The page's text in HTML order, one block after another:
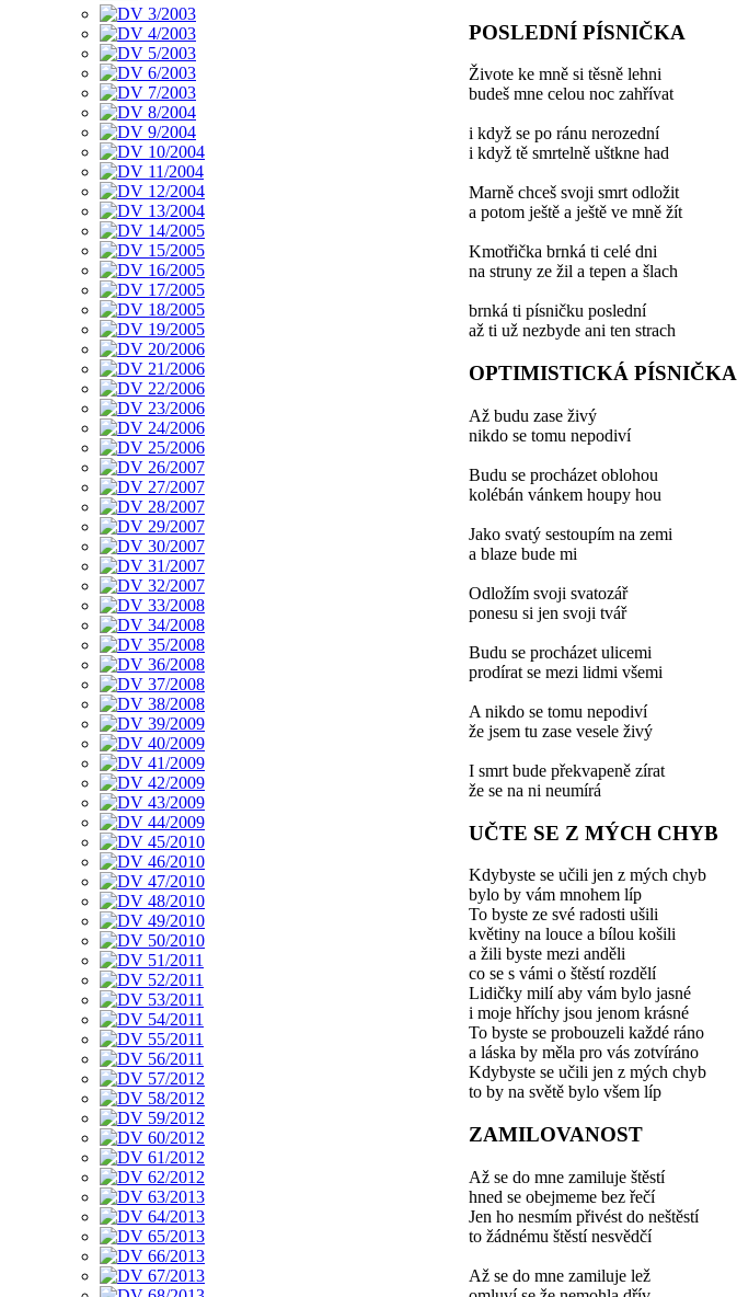
POSLEDNÍ PÍSNIČKA
Živote ke mně si těsně lehni
budeš mne celou noc zahřívat
i když se po ránu nerozední
i když tě smrtelně uštkne had
Marně chceš svoji smrt odložit
a potom ještě a ještě ve mně žít
Kmotřička brnká ti celé dni
na struny ze žil a tepen a šlach
brnká ti písničku poslední
až ti už nezbyde ani ten strach
OPTIMISTICKÁ PÍSNIČKA
Až budu zase živý
nikdo se tomu nepodiví
Budu se procházet oblohou
kolébán vánkem houpy hou
Jako svatý sestoupím na zemi
a blaze bude mi
Odložím svoji svatozář
ponesu si jen svoji tvář
Budu se procházet ulicemi
prodírat se mezi lidmi všemi
A nikdo se tomu nepodiví
že jsem tu zase vesele živý
I smrt bude překvapeně zírat
že se na ni neumírá
UČTE SE Z MÝCH CHYB
Kdybyste se učili jen z mých chyb
bylo by vám mnohem líp
To byste ze své radosti ušili
květiny na louce a bílou košili
a žili byste mezi anděli
co se s vámi o štěstí rozdělí
Lidičky milí aby vám bylo jasné
i moje hříchy jsou jenom krásné
To byste se probouzeli každé ráno
a láska by měla pro vás zotvíráno
Kdybyste se učili jen z mých chyb
to by na světě bylo všem líp
ZAMILOVANOST
Až se do mne zamiluje štěstí
hned se obejmeme bez řečí
Jen ho nesmím přivést do neštěstí
to žádnému štěstí nesvědčí
Až se do mne zamiluje lež